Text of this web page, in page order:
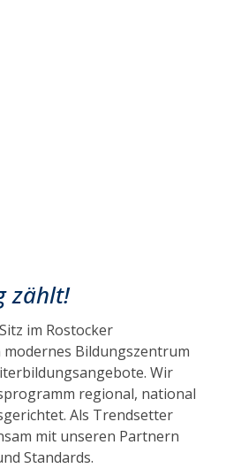
w/d) auf
zählt!
im Rostocker
modernes Bildungszentrum
Wir
regional, national
Als Trendsetter
mit unseren Partnern
Standards.